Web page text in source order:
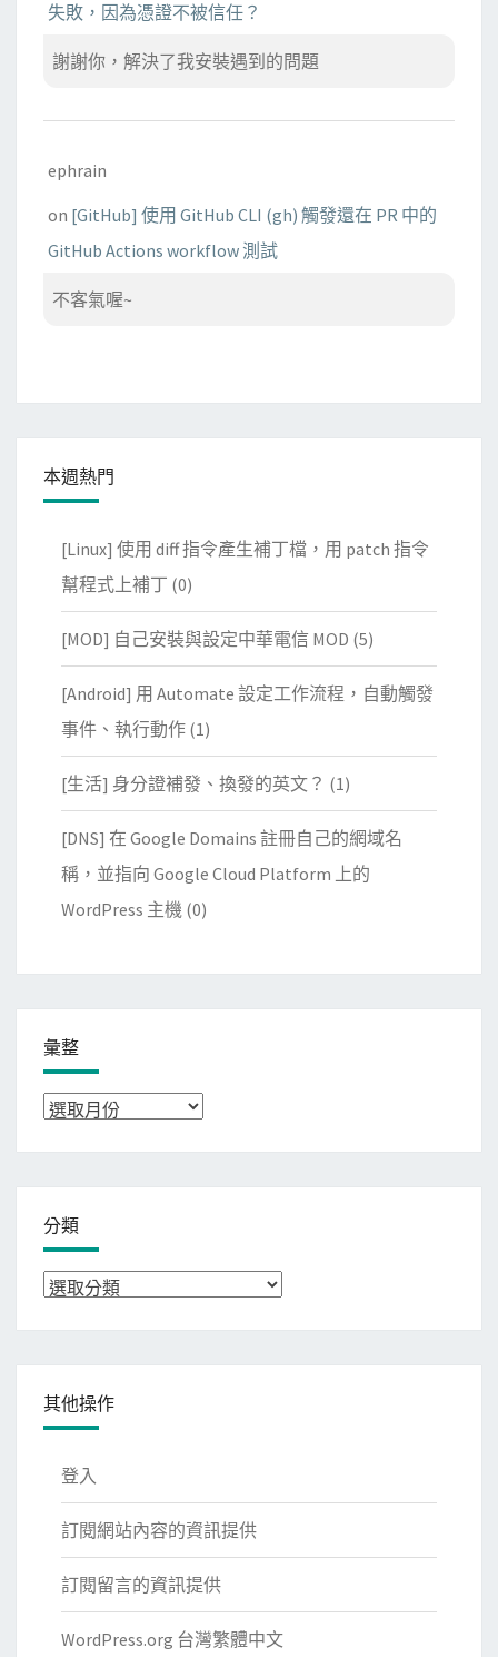
失敗，因為憑證不被信任？
謝謝你，解決了我安裝遇到的問題
ephrain
on [GitHub] 使用 GitHub CLI (gh) 觸發還在 PR 中的
GitHub Actions workflow 測試
不客氣喔~
本週熱門
[Linux] 使用 diff 指令產生補丁檔，用 patch 指令
幫程式上補丁 (0)
[MOD] 自己安裝與設定中華電信 MOD (5)
[Android] 用 Automate 設定工作流程，自動觸發
事件、執行動作 (1)
[生活] 身分證補發、換發的英文？ (1)
[DNS] 在 Google Domains 註冊自己的網域名
稱，並指向 Google Cloud Platform 上的
WordPress 主機 (0)
彙整
彙
分類
分
其他操作
登入
訂閱網站內容的資訊提供
訂閱留言的資訊提供
WordPress.org 台灣繁體中文